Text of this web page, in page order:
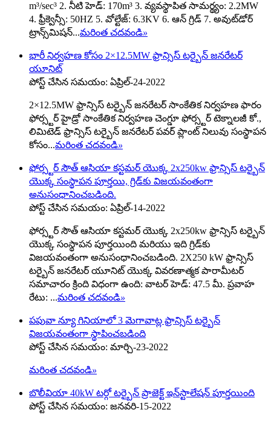
m³/sec³ 2. నీటి హెడ్: 170m³ 3. వ్యవస్థాపిత సామర్థ్యం: 2.2MW
4. ఫ్రీక్వెన్సీ: 50HZ 5. వోల్టేజ్: 6.3KV 6. ఆన్ గ్రిడ్ 7. అవుట్‌డోర్
ట్రాన్స్‌మిషన్...మరింత చదవండి»
భారీ నిర్వహణ కోసం 2×12.5MW ఫ్రాన్సిస్ టర్బైన్ జనరేటర్
యూనిట్
పోస్ట్ చేసిన సమయం: ఏప్రిల్-24-2022
2×12.5MW ఫ్రాన్సిస్ టర్బైన్ జనరేటర్ సాంకేతిక నిర్వహణ ఫారం
ఫోర్స్టర్ హైడ్రో సాంకేతిక నిర్వహణ చెంగ్డూ ఫోర్స్టర్ టెక్నాలజీ కో.,
లిమిటెడ్ ఫ్రాన్సిస్ టర్బైన్ జనరేటర్ పవర్ ప్లాంట్ నిలువు సంస్థాపన
కోసం...మరింత చదవండి»
ఫోర్స్టర్ సౌత్ ఆసియా కస్టమర్ యొక్క 2x250kw ఫ్రాన్సిస్ టర్బైన్
యొక్క సంస్థాపన పూర్తయి, గ్రిడ్‌కు విజయవంతంగా
అనుసంధానించబడింది.
పోస్ట్ చేసిన సమయం: ఏప్రిల్-14-2022
ఫోర్స్టర్ సౌత్ ఆసియా కస్టమర్ యొక్క 2x250kw ఫ్రాన్సిస్ టర్బైన్
యొక్క సంస్థాపన పూర్తయింది మరియు ఇది గ్రిడ్‌కు
విజయవంతంగా అనుసంధానించబడింది. 2X250 kW ఫ్రాన్సిస్
టర్బైన్ జనరేటర్ యూనిట్ యొక్క వివరణాత్మక పారామీటర్
సమాచారం క్రింది విధంగా ఉంది: వాటర్ హెడ్: 47.5 మీ. ప్రవాహ
రేటు: ...మరింత చదవండి»
పపువా న్యూ గినియాలో 3 మెగావాట్ల ఫ్రాన్సిస్ టర్బైన్
విజయవంతంగా స్థాపించబడింది
పోస్ట్ చేసిన సమయం: మార్చి-23-2022
మరింత చదవండి»
బొలీవియా 40kW టర్గో టర్బైన్ ప్రాజెక్ట్ ఇన్‌స్టాలేషన్ పూర్తయింది
పోస్ట్ చేసిన సమయం: జనవరి-15-2022